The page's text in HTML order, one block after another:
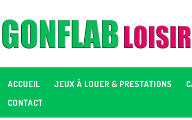
ACCUEIL JEUX À LOUER & PRESTATIONS
CONTACT
JEUX À